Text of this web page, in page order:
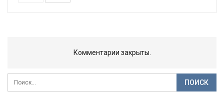
Комментарии закрыты.